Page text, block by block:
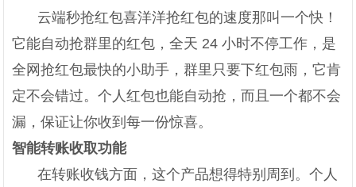
云端秒抢红包喜洋洋抢红包的速度那叫一个快！
它能自动抢群里的红包，全天 24 小时不停工作，是
全网抢红包最快的小助手，群里只要下红包雨，它肯
定不会错过。个人红包也能自动抢，而且一个都不会
漏，保证让你收到每一份惊喜。
智能转账收取功能
在转账收钱方面，这个产品想得特别周到。个人